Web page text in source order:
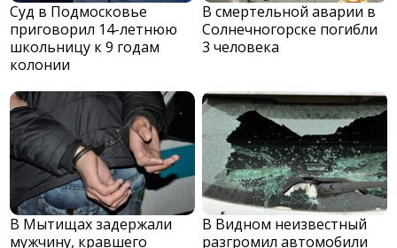
Суд в Подмосковье
приговорил 14-летнюю
школьницу к 9 годам
колонии
В смертельной аварии в
Солнечногорске погибли
3 человека
В Мытищах задержали
мужчину, кравшего
В Видном неизвестный
разгромил автомобили